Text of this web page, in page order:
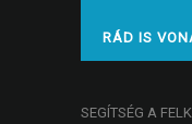
RÁD IS
SEGÍTSÉG A